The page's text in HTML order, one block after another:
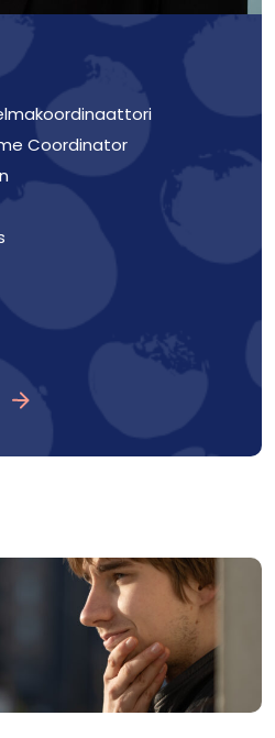
Coordinator